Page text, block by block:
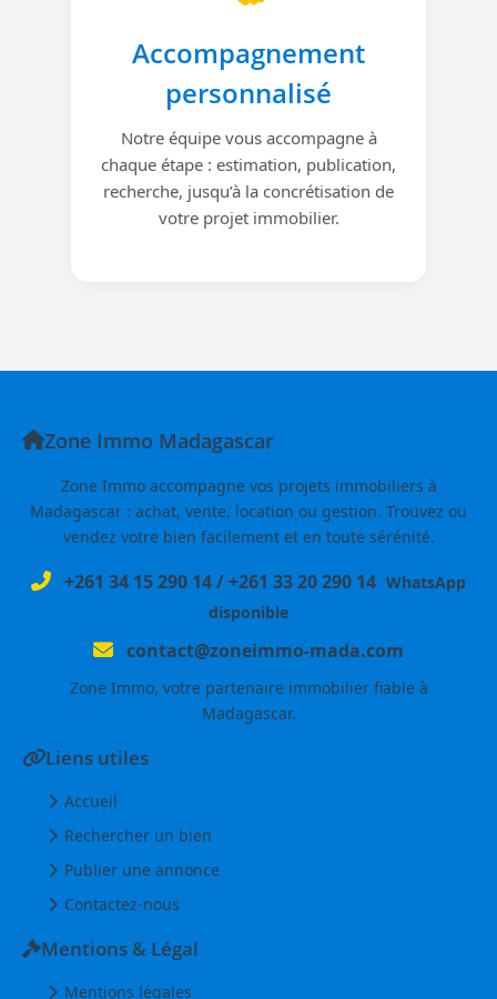
Accompagnement
personnalisé
Notre équipe vous accompagne à
chaque étape : estimation, publication,
recherche, jusqu’à la concrétisation de
votre projet immobilier.
Zone Immo Madagascar
Zone Immo accompagne vos projets immobiliers à
Madagascar : achat, vente, location ou gestion. Trouvez ou
vendez votre bien facilement et en toute sérénité.
+261 34 15 290 14/+261 33 20 290 14 WhatsApp
disponible
contact@zoneimmo-mada.com
Zone Immo, votre partenaire immobilier fiable à
Madagascar.
Liens utiles
Accueil
Rechercher un bien
Publier une annonce
Contactez-nous
Mentions & Légal
Mentions légales